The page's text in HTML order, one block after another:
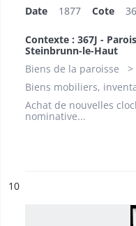
Date 1877 Cote
Contexte : 367J -
Steinbrunn-le-Haut
Biens de la paroisse
Biens mobiliers,
Achat de nouvelles
nominative...
n°
10